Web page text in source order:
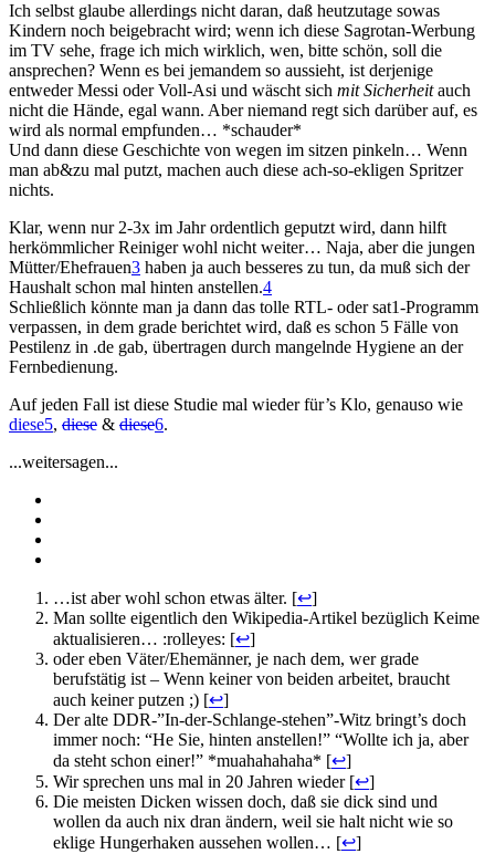
Ich selbst glaube allerdings nicht daran, daß heutzutage sowas
Kindern noch beigebracht wird; wenn ich diese Sagrotan-Werbung
im TV sehe, frage ich mich wirklich, wen, bitte schön, soll die
ansprechen? Wenn es bei jemandem so aussieht, ist derjenige
entweder Messi oder Voll-Asi und wäscht sich mit Sicherheitauch
nicht die Hände, egal wann. Aber niemand regt sich darüber auf, es
wird als normal empfunden… *schauder*
Und dann diese Geschichte von wegen im sitzen pinkeln… Wenn
man ab&zu mal putzt, machen auch diese ach-so-ekligen Spritzer
nichts.
Klar, wenn nur 2-3x im Jahr ordentlich geputzt wird, dann hilft
herkömmlicher Reiniger wohl nicht weiter… Naja, aber die jungen
Mütter/Ehefrauen3 haben ja auch besseres zu tun, da muß sich der
Haushalt schon mal hinten anstellen.4
Schließlich könnte man ja dann das tolle RTL- oder sat1-Programm
verpassen, in dem grade berichtet wird, daß es schon 5 Fälle von
Pestilenz in .de gab, übertragen durch mangelnde Hygiene an der
Fernbedienung.
Auf jeden Fall ist diese Studie mal wieder für’s Klo, genauso wie
diese5, diese & diese6.
...weitersagen...
…ist aber wohl schon etwas älter. [↩]
Man sollte eigentlich den Wikipedia-Artikel bezüglich Keime
aktualisieren… :rolleyes: [↩]
oder eben Väter/Ehemänner, je nach dem, wer grade
berufstätig ist – Wenn keiner von beiden arbeitet, braucht
auch keiner putzen ;) [↩]
Der alte DDR-”In-der-Schlange-stehen”-Witz bringt’s doch
immer noch: “He Sie, hinten anstellen!” “Wollte ich ja, aber
da steht schon einer!” *muahahahaha* [↩]
Wir sprechen uns mal in 20 Jahren wieder [↩]
Die meisten Dicken wissen doch, daß sie dick sind und
wollen da auch nix dran ändern, weil sie halt nicht wie so
eklige Hungerhaken aussehen wollen… [↩]